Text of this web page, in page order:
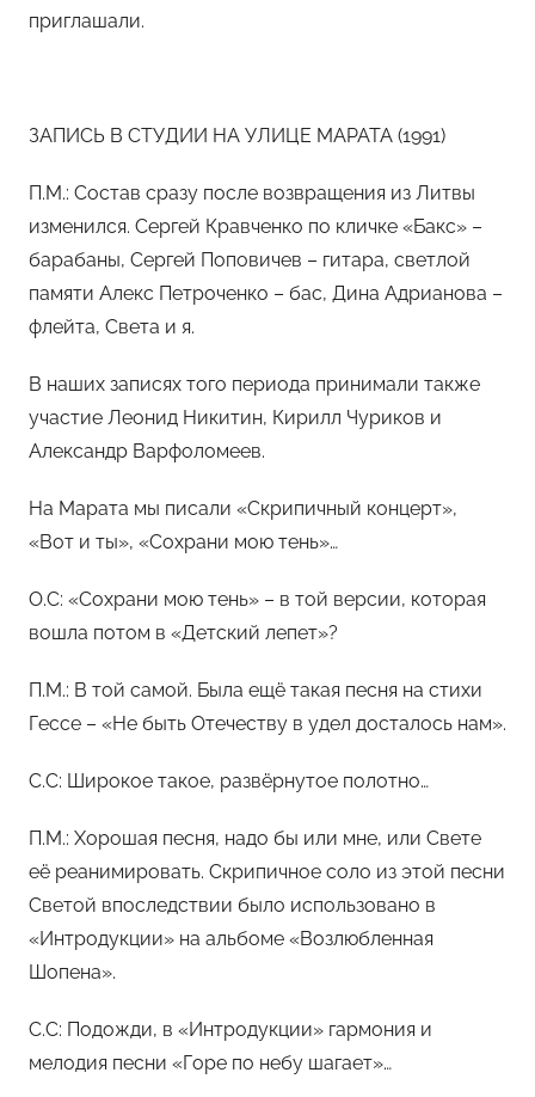
приглашали.
ЗАПИСЬ В СТУДИИ НА УЛИЦЕ МАРАТА (1991)
П.М.: Состав сразу после возвращения из Литвы
изменился. Сергей Кравченко по кличке «Бакс» –
барабаны, Сергей Поповичев – гитара, светлой
памяти Алекс Петроченко – бас, Дина Адрианова –
флейта, Света и я.
В наших записях того периода принимали также
участие Леонид Никитин, Кирилл Чуриков и
Александр Варфоломеев.
На Марата мы писали «Скрипичный концерт»,
«Вот и ты», «Сохрани мою тень»…
O.С: «Сохрани мою тень» – в той версии, которая
вошла потом в «Детский лепет»?
П.М.: В той самой. Была ещё такая песня на стихи
Гессе – «Не быть Отечеству в удел досталось нам».
С.С: Широкое такое, развёрнутое полотно…
П.М.: Хорошая песня, надо бы или мне, или Свете
её реанимировать. Скрипичное соло из этой песни
Светой впоследствии было использовано в
«Интродукции» на альбоме «Возлюбленная
Шопена».
С.С: Подожди, в «Интродукции» гармония и
мелодия песни «Горе по небу шагает»…